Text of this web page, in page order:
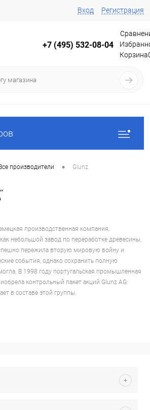
Вход Регистрация
+7 (495) 532-08-04
Корзина
производители • Glunz
производственная компания,
небольшой завод по переработке древесины.
пережила вторую мировую войну и
события, однако сохранить полную
В 1998 году португальская промышленная
контрольный пакет акций Glunz AG:
в составе этой группы.